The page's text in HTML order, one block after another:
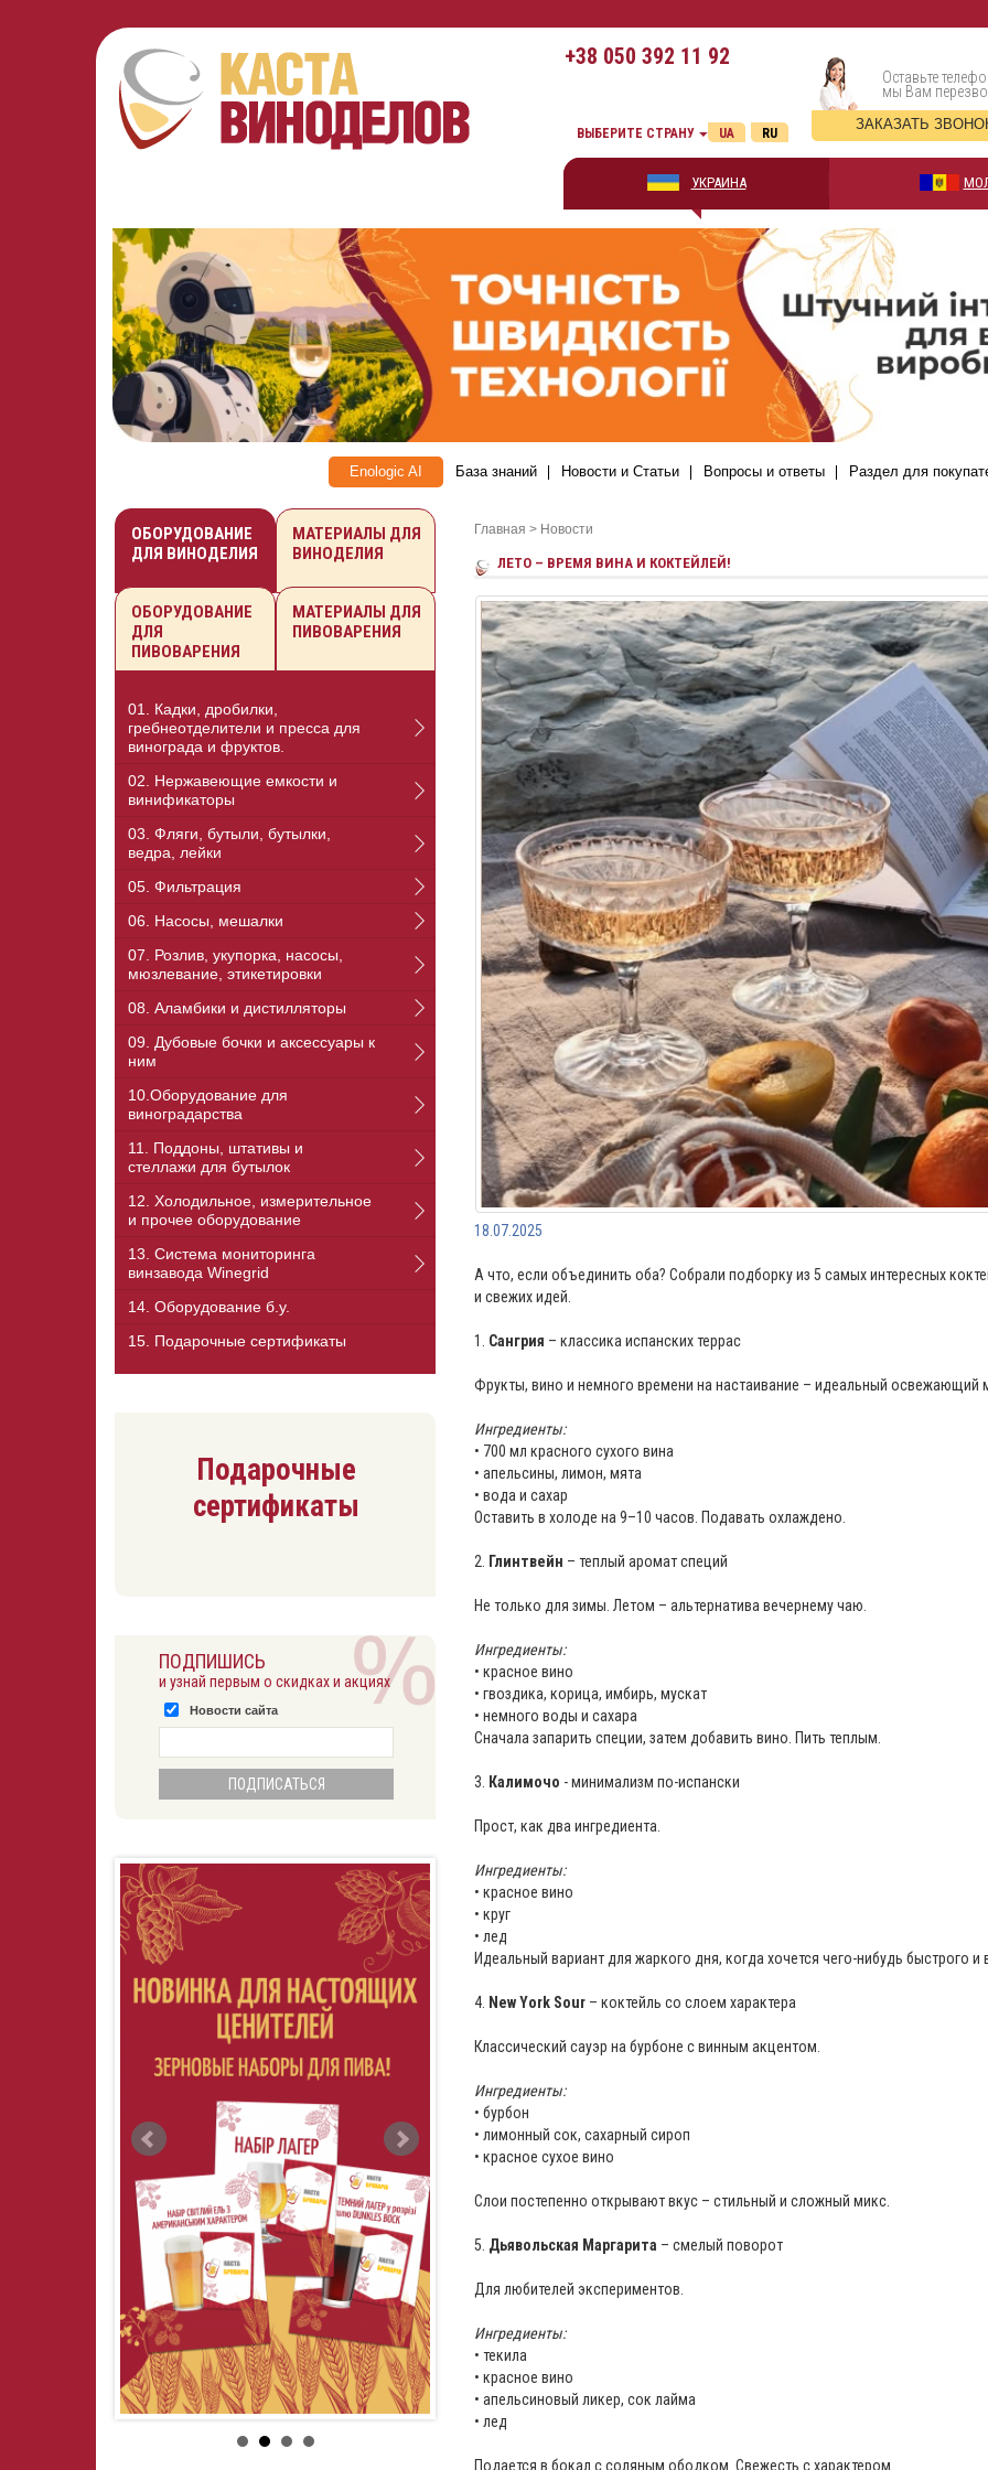
+38 050 392 11 92
Оставьте
мы Вам
ЗАКАЗАТЬ
ВЫБЕРИТЕ СТРАНУ RU
UA
УКРАИНА
Enologic AI База знаний Новости и Статьи Вопросы и ответы Раздел для
Главная > Новости
ЛЕТО – ВРЕМЯ ВИНА И КОКТЕЙЛЕЙ!
18.07.2025
А что, если объединить оба? Собрали подборку из 5 самых интересных
и свежих идей.
1. Сангрия – классика испанских террас
Фрукты, вино и немного времени на настаивание – идеальный освежающий
Ингредиенты:
• 700 мл красного сухого вина
• апельсины, лимон, мята
• вода и сахар
Оставить в холоде на 9–10 часов. Подавать охлаждено.
2.
Глинтвейн – теплый аромат специй
Не только для зимы. Летом – альтернатива вечернему чаю.
Ингредиенты:
• красное вино
• гвоздика, корица, имбирь, мускат
• немного воды и сахара
Сначала запарить специи, затем добавить вино. Пить теплым.
3.
Калимочо - минимализм по-испански
Прост, как два ингредиента.
Ингредиенты:
• красное вино
• круг
• лед
Идеальный вариант для жаркого дня, когда хочется чего-нибудь быстрого и
4. New York Sour – коктейль со слоем характера
Классический сауэр на бурбоне с винным акцентом.
Ингредиенты:
• бурбон
• лимонный сок, сахарный сироп
• красное сухое вино
Слои постепенно открывают вкус – стильный и сложный микс.
5. Дьявольская Маргарита – смелый поворот
Для любителей экспериментов.
Ингредиенты:
• текила
• красное вино
• апельсиновый ликер, сок лайма
• лед
Подается в бокал с соляным ободком. Свежесть с характером.
ОБОРУДОВАНИЕ
ДЛЯ ВИНОДЕЛИЯ
МАТЕРИАЛЫ ДЛЯ
ВИНОДЕЛИЯ
ОБОРУДОВАНИЕ
ДЛЯ
ПИВОВАРЕНИЯ
МАТЕРИАЛЫ ДЛЯ
ПИВОВАРЕНИЯ
01. Кадки, дробилки,
гребнеотделители и пресса для
винограда и фруктов.
02. Нержавеющие емкости и
винификаторы
03. Фляги, бутыли, бутылки,
ведра, лейки
05. Фильтрация
06. Насосы, мешалки
07. Розлив, укупорка, насосы,
мюзлевание, этикетировки
08. Аламбики и дистилляторы
09. Дубовые бочки и аксессуары к
ним
10.Оборудование для
виноградарства
11. Поддоны, штативы и
стеллажи для бутылок
12. Холодильное, измерительное
и прочее оборудование
13. Cистема мониторинга
винзавода Winegrid
14. Оборудование б.у.
15. Подарочные сертификаты
Подарочные
сертификаты
ПОДПИШИСЬ
и узнай первым о скидках и акциях
Новости сайта